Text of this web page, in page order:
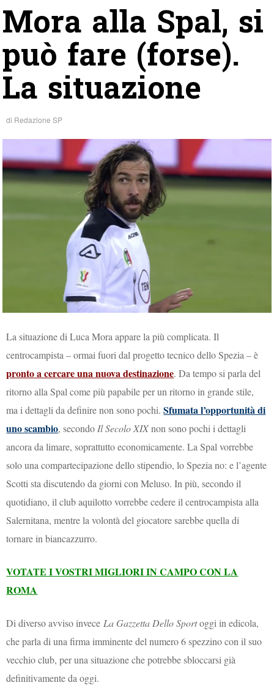
Mora alla Spal, si
può fare (forse).
La situazione
di Redazione SP
La situazione di Luca Mora appare la più complicata. Il
centrocampista – ormai fuori dal progetto tecnico dello Spezia – è
pronto a cercare una nuova destinazione. Da tempo si parla del
ritorno alla Spal come più papabile per un ritorno in grande stile,
ma i dettagli da definire non sono pochi.Sfumata l’opportunità di
uno scambio, secondo Il Secolo XIXnon sono pochi i dettagli
ancora da limare, soprattutto economicamente. La Spal vorrebbe
solo una compartecipazione dello stipendio, lo Spezia no: e l’agente
Scotti sta discutendo da giorni con Meluso. In più, secondo il
quotidiano, il club aquilotto vorrebbe cedere il centrocampista alla
Salernitana, mentre la volontà del giocatore sarebbe quella di
tornare in biancazzurro.
VOTATE I VOSTRI MIGLIORI IN CAMPO CON LA
ROMA
Di diverso avviso invece La Gazzetta Dello Sportoggi in edicola,
che parla di una firma imminente del numero 6 spezzino con il suo
vecchio club, per una situazione che potrebbe sbloccarsi già
definitivamente da oggi.